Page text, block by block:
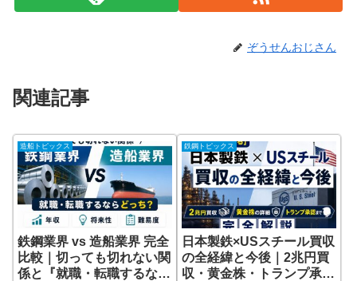
ぞうせんおじさん
関連記事
造船トピックス
鉄鋼業界 vs 造船業界 完全
比較｜切っても切れない関
係と『就職・転職するなら
鉄鋼トピックス
日本製鉄×USスチール買収
の全経緯と今後｜2兆円買
収・黄金株・トランプ承認